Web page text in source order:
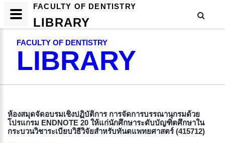
FACULTY OF DENTISTRY
LIBRARY
​ห้องสมุดจัดอบรมเชิงปฏิบัติการ การจัดการบรรณานุกรมด้วย
โปรแกรม ENDNOTE 20 ให้แก่นักศึกษาระดับบัญฑิตศึกษาใน
กระบวนวิชาระเบียบวิธีวิจัยสำหรับทันตแพทยศาสตร์ (415712)
FACULTY OF DENTISTRY
LIBRARY